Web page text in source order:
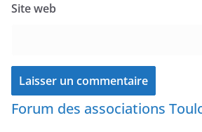
Site web
Forum des associations